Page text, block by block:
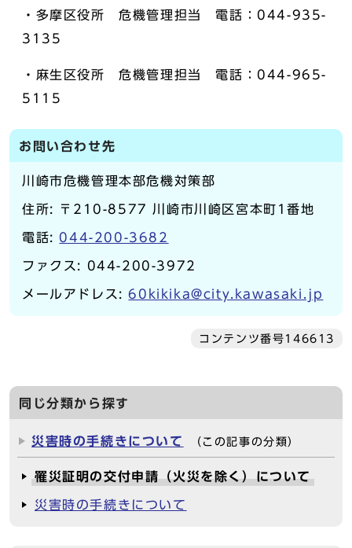
・多摩区役所 危機管理担当 電話：044-935-
3135
・麻生区役所 危機管理担当 電話：044-965-
5115
お問い合わせ先
川崎市危機管理本部危機対策部
住所: 〒210-8577 川崎市川崎区宮本町1番地
電話: 044-200-3682
ファクス: 044-200-3972
メールアドレス:60kikika@city.kawasaki.jp
コンテンツ番号146613
同じ分類から探す
災害時の手続きについて （この記事の分類）
罹災証明の交付申請（火災を除く）について
災害時の手続きについて